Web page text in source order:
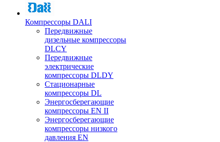
Компрессоры DALI
Передвижные
дизельные компрессоры
DLCY
Передвижные
электрические
компрессоры DLDY
Стационарные
компрессоры DL
Энергосберегающие
компрессоры EN II
Энергосберегающие
компрессоры низкого
давления EN